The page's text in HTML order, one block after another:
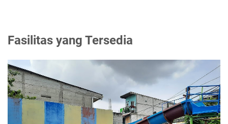
Fasilitas yang Tersedia